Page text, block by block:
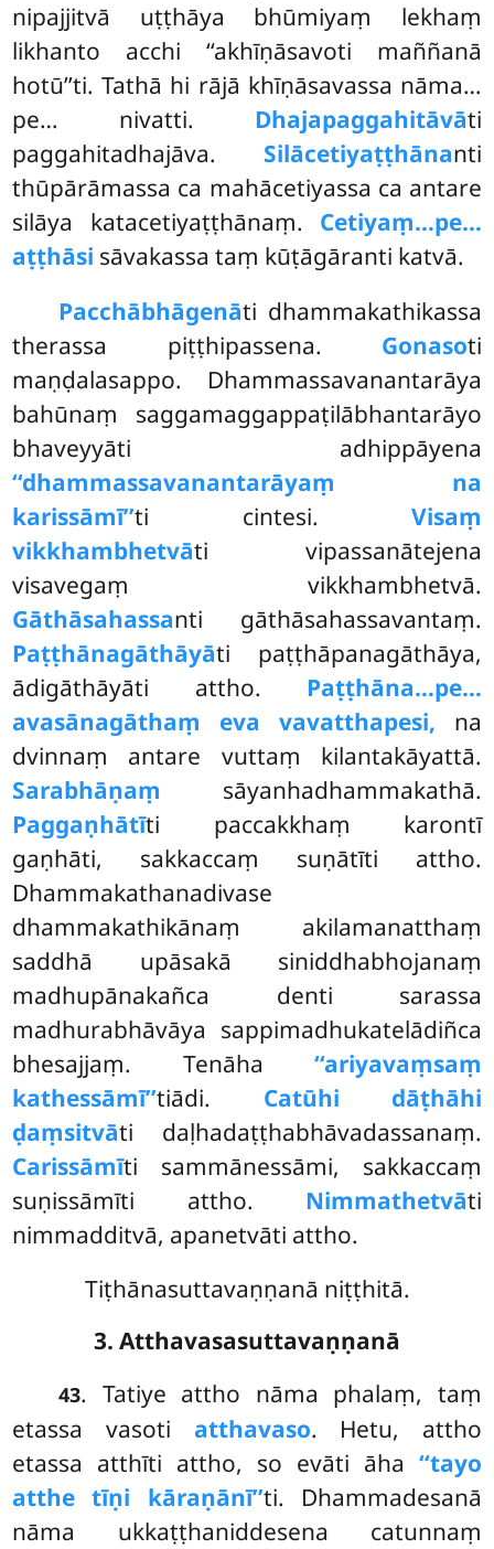
nipajjitvā uṭṭhāya bhūmiyaṃ lekhaṃ
likhanto acchi ‘‘akhīṇāsavoti maññanā
hotū’’ti. Tathā hi rājā khīṇāsavassa nāma…
pe… nivatti. Dhajapaggahitāvāti
paggahitadhajāva. Silācetiyaṭṭhānanti
thūpārāmassa ca mahācetiyassa ca antare
silāya katacetiyaṭṭhānaṃ. Cetiyaṃ…pe…
aṭṭhāsi sāvakassa taṃ kūṭāgāranti katvā.
Pacchābhāgenāti dhammakathikassa
therassa piṭṭhipassena. Gonasoti
maṇḍalasappo. Dhammassavanantarāya
bahūnaṃ saggamaggappaṭilābhantarāyo
bhaveyyāti adhippāyena
‘‘dhammassavanantarāyaṃ na
karissāmī’’ti cintesi. Visaṃ
vikkhambhetvāti vipassanātejena
visavegaṃ vikkhambhetvā.
Gāthāsahassanti gāthāsahassavantaṃ.
Paṭṭhānagāthāyāti paṭṭhāpanagāthāya,
ādigāthāyāti attho. Paṭṭhāna…pe…
avasānagāthaṃ eva vavatthapesi, na
dvinnaṃ antare vuttaṃ kilantakāyattā.
Sarabhāṇaṃ sāyanhadhammakathā.
Paggaṇhātīti paccakkhaṃ karontī
gaṇhāti, sakkaccaṃ suṇātīti attho.
Dhammakathanadivase
dhammakathikānaṃ akilamanatthaṃ
saddhā upāsakā siniddhabhojanaṃ
madhupānakañca denti sarassa
madhurabhāvāya sappimadhukatelādiñca
bhesajjaṃ. Tenāha ‘‘ariyavaṃsaṃ
kathessāmī’’tiādi. Catūhi dāṭhāhi
ḍaṃsitvāti daḷhadaṭṭhabhāvadassanaṃ.
Carissāmīti sammānessāmi, sakkaccaṃ
suṇissāmīti attho. Nimmathetvāti
nimmadditvā, apanetvāti attho.
Tiṭhānasuttavaṇṇanā niṭṭhitā.
3. Atthavasasuttavaṇṇanā
43. Tatiye attho nāma phalaṃ, taṃ
etassa vasoti atthavaso. Hetu, attho
etassa atthīti attho, so evāti āha ‘‘tayo
atthe tīṇi kāraṇānī’’ti. Dhammadesanā
nāma ukkaṭṭhaniddesena catunnaṃ